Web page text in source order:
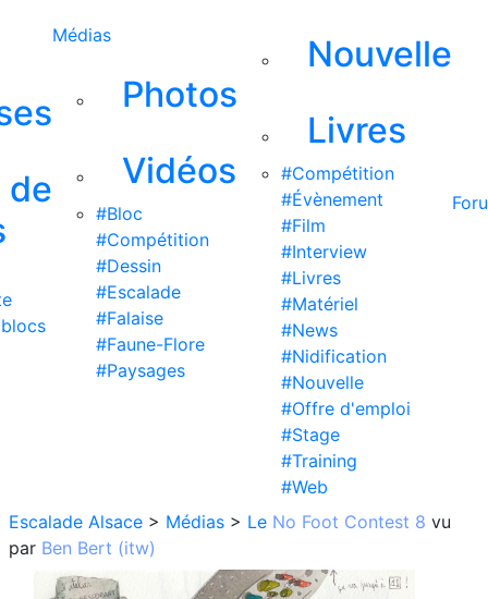
de
Médias
Photos
Vidéos
#Bloc
#Compétition
#Dessin
#Escalade
#Falaise
#Faune-Flore
#Paysages
Nouvelle
Livres
#Compétition
#Évènement
#Film
#Interview
#Livres
#Matériel
#News
#Nidification
#Nouvelle
#Offre d'emploi
#Stage
#Training
#Web
Escalade Alsace > Médias > Le No Foot Contest 8 vu
par Ben Bert (itw)